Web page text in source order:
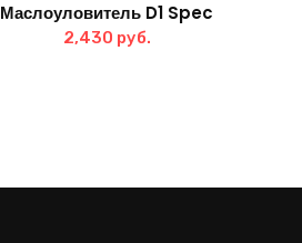
Маслоуловитель D1 Spec
2,430 руб.